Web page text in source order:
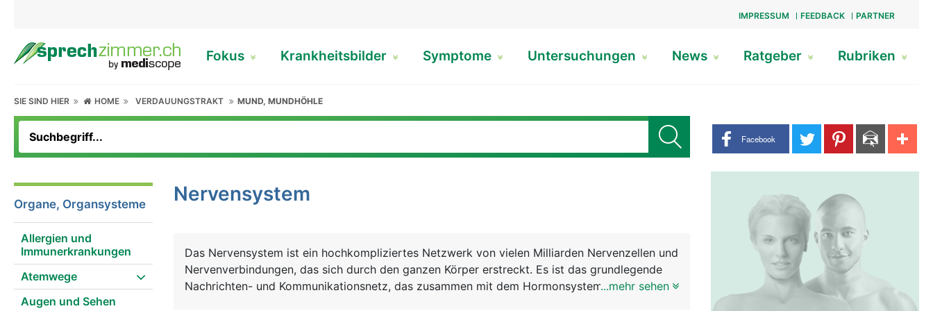
IMPRESSUM FEEDBACK PARTNER
Fokus Krankheitsbilder Symptome Untersuchungen News Ratgeber Rubriken
SIE SIND HIER HOME VERDAUUNGSTRAKT MUND, MUNDHÖHLE
Share buttons
Facebook
Organe, Organsysteme
Allergien und
Immunerkrankungen
Atemwege
Augen und Sehen
Nervensystem
Das Nervensystem ist ein hochkompliziertes Netzwerk von vielen Milliarden Nervenzellen und
Nervenverbindungen, das sich durch den ganzen Körper erstreckt. Es ist das grundlegende
Nachrichten- und Kommunikationsnetz, das zusammen mit dem Hormonsystem alle...mehr sehen